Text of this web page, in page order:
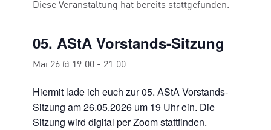
Diese Veranstaltung hat bereits stattgefunden.
05. AStA Vorstands-Sitzung
Mai 26 @ 19:00 - 21:00
Hiermit lade ich euch zur 05. AStA Vorstands-
Sitzung am 26.05.2026 um 19 Uhr ein. Die
Sitzung wird digital per Zoom stattfinden.